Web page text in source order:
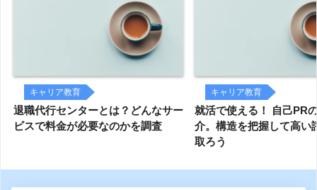
キャリア教育
退職代行センターとは？どんなサー
ビスで料金が必要なのかを調査
キャリア教育
就活で使える！ 自己PR
介。構造を把握して高い
取ろう